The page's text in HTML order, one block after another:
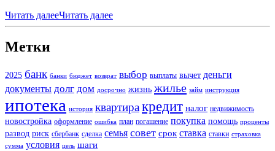
Читать далееЧитать далее
Метки
2025 банк банки бюджет возврат выбор выплаты вычет деньги
документы долг дом досрочно жизнь жилье займ инструкция
ипотека история квартиракредит налог недвижимость
новостройка оформление ошибка план погашение покупка помощь проценты
развод риск сбербанк сделка семья совет срок ставка ставки страховка
сумма условия цель шаги